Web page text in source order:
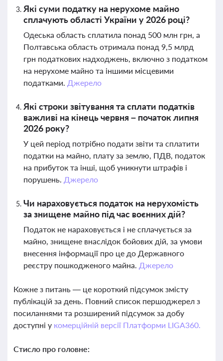
Які суми податку на нерухоме майно
сплачують області України у 2026 році?
Одеська область сплатила понад 500 млн грн, а
Полтавська область отримала понад 9,5 млрд
грн податкових надходжень, включно з податком
на нерухоме майно та іншими місцевими
податками. Джерело
Які строки звітування та сплати податків
важливі на кінець червня – початок липня
2026 року?
У цей період потрібно подати звіти та сплатити
податки на майно, плату за землю, ПДВ, податок
на прибуток та інші, щоб уникнути штрафів і
порушень. Джерело
Чи нараховується податок на нерухомість
за знищене майно під час воєнних дій?
Податок не нараховується і не сплачується за
майно, знищене внаслідок бойових дій, за умови
внесення інформації про це до Державного
реєстру пошкодженого майна. Джерело
Кожне з питань — це короткий підсумок змісту
публікацій за день. Повний список першоджерел з
посиланнями та розширений підсумок за добу
доступні у комерційній версії Платформи LIGA360.
Стисло про головне: